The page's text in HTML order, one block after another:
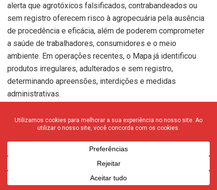
alerta que agrotóxicos falsificados, contrabandeados ou
sem registro oferecem risco à agropecuária pela ausência
de procedência e eficácia, além de poderem comprometer
a saúde de trabalhadores, consumidores e o meio
ambiente. Em operações recentes, o Mapa já identificou
produtos irregulares, adulterados e sem registro,
determinando apreensões, interdições e medidas
administrativas.
com que o produtor perca dinheiro duas vezes: primeiro
pela compra de um produto sem eficácia e depois pelo
prejuízo causado à lavoura. Juninho destacou que já houve
casos em que produtos falsificados estavam diluídos em
água, sem qualquer efeito no controle de pragas e doenças.